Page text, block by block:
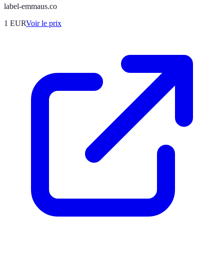
label-emmaus.co
1 EURVoir le prix